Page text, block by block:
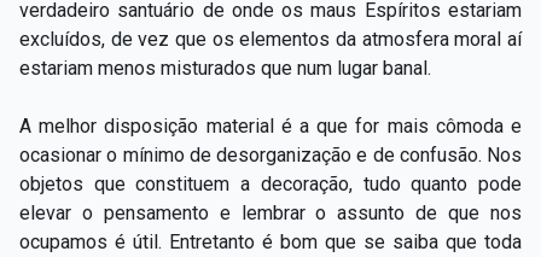
verdadeiro santuário de onde os maus Espíritos estariam
excluídos, de vez que os elementos da atmosfera moral aí
estariam menos misturados que num lugar banal.
A melhor disposição material é a que for mais cômoda e
ocasionar o mínimo de desorganização e de confusão. Nos
objetos que constituem a decoração, tudo quanto pode
elevar o pensamento e lembrar o assunto de que nos
ocupamos é útil. Entretanto é bom que se saiba que toda